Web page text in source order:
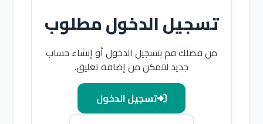
تسجيل الدخول مطلوب
من فضلك قم بتسجيل الدخول أو إنشاء حساب
جديد لتتمكن من إضافة تعليق.
تسجيل الدخول